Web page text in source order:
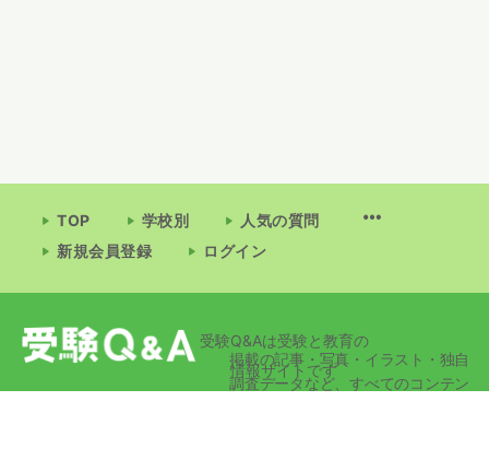
TOP 学校別
人気の質問
新規会員登録
ログイン
受験Q&Aは受験と教育の
情報サイトです
掲載の記事・写真・イラスト・独自
調査データなど、すべてのコンテン